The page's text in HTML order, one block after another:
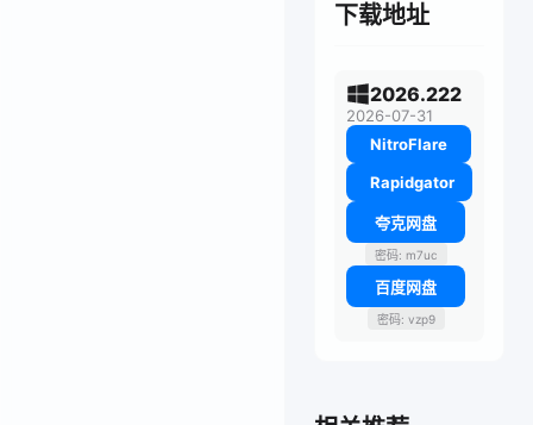
下载地址
2026.222
2026-07-31
NitroFlare
Rapidgator
夸克网盘
密码: m7uc
百度网盘
密码: vzp9